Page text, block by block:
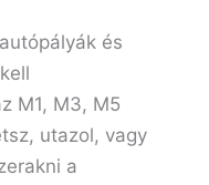
és
M1, M3, M5
utazol, vagy
a